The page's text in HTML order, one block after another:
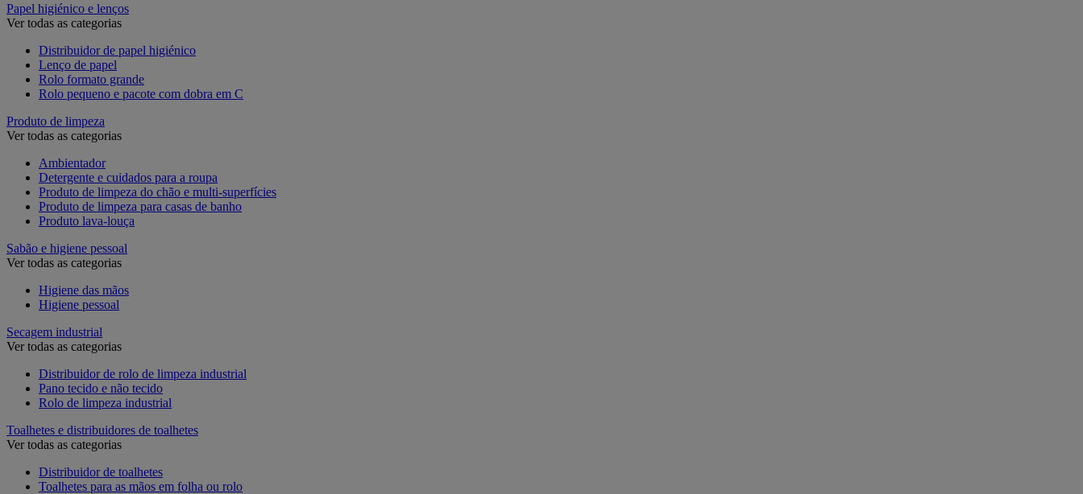
Papel higiénico e lenços
Ver todas as categorias
Distribuidor de papel higiénico
Lenço de papel
Rolo formato grande
Rolo pequeno e pacote com dobra em C
Produto de limpeza
Ver todas as categorias
Ambientador
Detergente e cuidados para a roupa
Produto de limpeza do chão e multi-superfícies
Produto de limpeza para casas de banho
Produto lava-louça
Sabão e higiene pessoal
Ver todas as categorias
Higiene das mãos
Higiene pessoal
Secagem industrial
Ver todas as categorias
Distribuidor de rolo de limpeza industrial
Pano tecido e não tecido
Rolo de limpeza industrial
Toalhetes e distribuidores de toalhetes
Ver todas as categorias
Distribuidor de toalhetes
Toalhetes para as mãos em folha ou rolo